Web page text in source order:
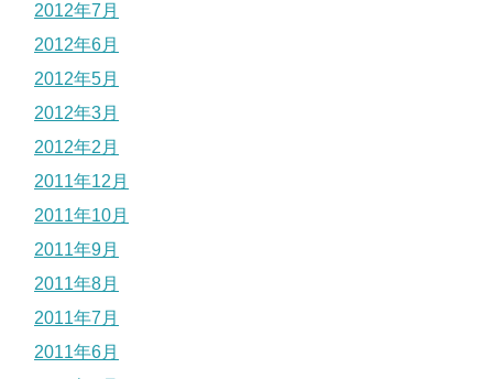
2012年7月
2012年6月
2012年5月
2012年3月
2012年2月
2011年12月
2011年10月
2011年9月
2011年8月
2011年7月
2011年6月